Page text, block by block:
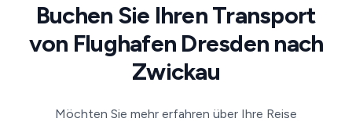
Buchen Sie Ihren Transport
von Flughafen Dresden nach
Zwickau
Möchten Sie mehr erfahren über Ihre Reise